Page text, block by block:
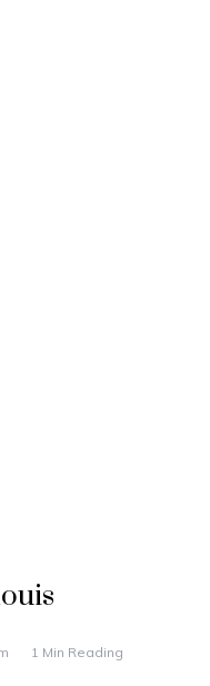
1 Min Reading